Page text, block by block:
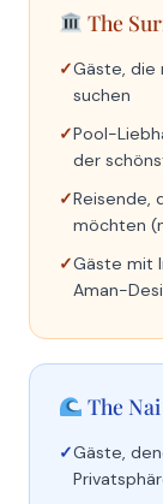
The
Gäste, die
suchen
Pool-
der
Reisende,
möchten
Gäste mit
Aman-
The
Gäste,